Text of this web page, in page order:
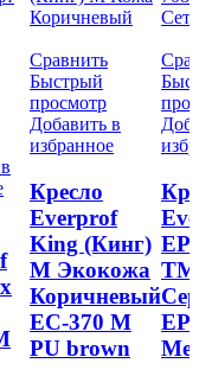
Сравнить
Быстрый
просмотр
Добавить в
избранное
Кресло
Everprof
King (Кинг)
M Экокожа
Коричневый
EC-370 M
PU brown